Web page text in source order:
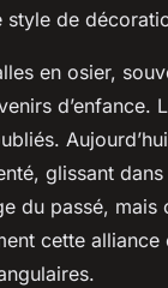
style de
en osier,
d’enfance.
glissant
du passé, mais
cette